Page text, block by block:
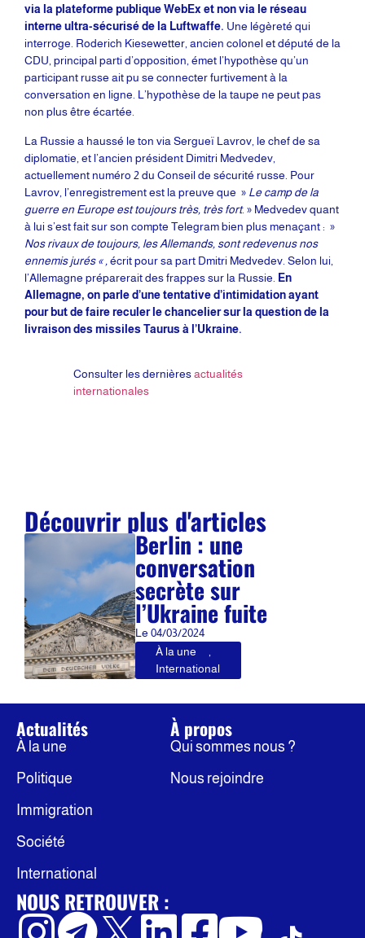
via la plateforme publique WebEx et non via le réseau
interne ultra-sécurisé de la Luftwaffe. Une légèreté qui
interroge. Roderich Kiesewetter, ancien colonel et député de la
CDU, principal parti d’opposition, émet l’hypothèse qu’un
participant russe ait pu se connecter furtivement à la
conversation en ligne. L’hypothèse de la taupe ne peut pas
non plus être écartée.
La Russie a haussé le ton via Sergueï Lavrov, le chef de sa
diplomatie, et l’ancien président Dimitri Medvedev,
actuellement numéro 2 du Conseil de sécurité russe. Pour
Lavrov, l’enregistrement est la preuve que » Le camp de la
guerre en Europe est toujours très, très fort. » Medvedev quant
à lui s’est fait sur son compte Telegram bien plus menaçant : »
Nos rivaux de toujours, les Allemands, sont redevenus nos
ennemis jurés « , écrit pour sa part Dmitri Medvedev. Selon lui,
l’Allemagne préparerait des frappes sur la Russie.
En
Allemagne, on parle d’une tentative d’intimidation ayant
pour but de faire reculer le chancelier sur la question de la
livraison des missiles Taurus à l’Ukraine.
Consulter les dernièresactualités
internationales
Découvrir plus d'articles
Berlin : une
conversation
secrète sur
l’Ukraine fuite
Le 04/03/2024
À la une
,
International
NOUS RETROUVER :
Actualités
À la une
Politique
Immigration
Société
International
À propos
Qui sommes nous ?
Nous rejoindre